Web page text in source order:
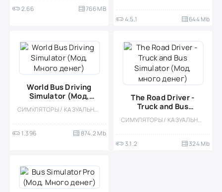
2.66 766 MB
4.5.1 644 Mb
World Bus Driving
Simulator (Мод,
Много денег)
СИМУЛЯТОРЫ / КАЗУАЛЬНЫЕ / ОДНОПОЛЬЗОВАТЕЛЬСКИЕ / СТИЛИЗАЦИЯ / ОФЛАЙН / ВСТРОЕННЫЙ КЕШ / МОД / 3D / РЕАЛИЗМ
1.396 874.2 Mb
The Road Driver -
Truck and Bus
Simulator (Мод,
много денег)
СИМУЛЯТОРЫ / КАЗУАЛЬНЫЕ / ОДНОПОЛЬЗОВАТЕЛЬСКИЕ / СТИЛИЗАЦИЯ / ОФЛАЙН / 3D / ВСТРОЕННЫЙ КЕШ
3.1.2 324 Mb